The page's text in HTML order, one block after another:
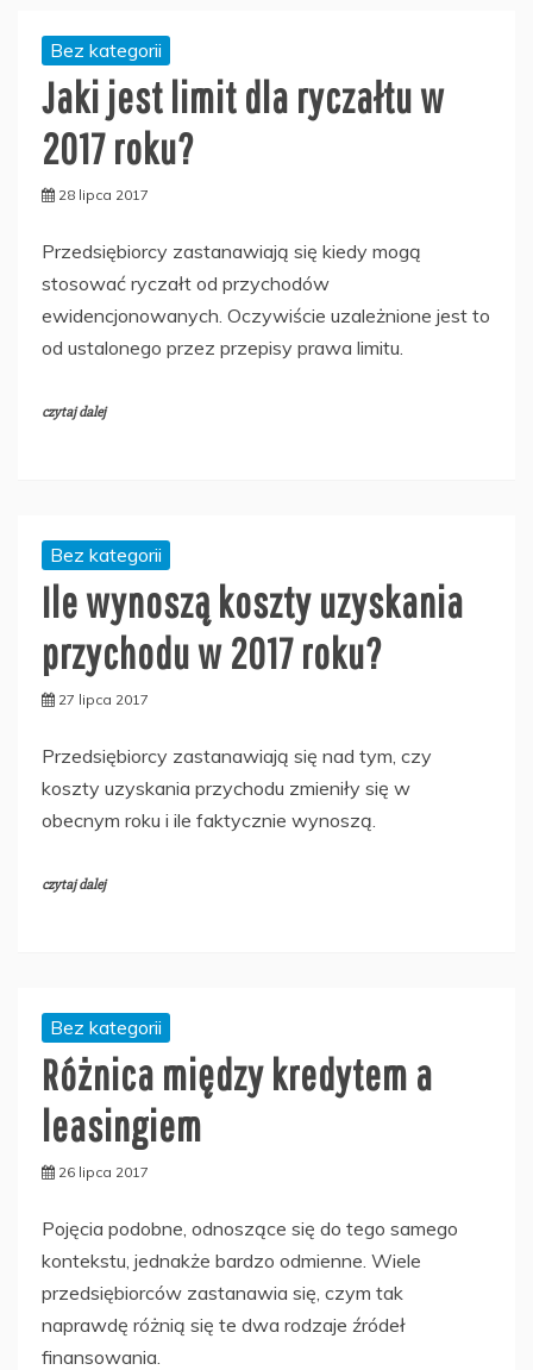
Bez kategorii
Jaki jest limit dla ryczałtu w
2017 roku?
28 lipca 2017
Przedsiębiorcy zastanawiają się kiedy mogą
stosować ryczałt od przychodów
ewidencjonowanych. Oczywiście uzależnione jest to
od ustalonego przez przepisy prawa limitu.
czytaj dalej
Bez kategorii
Ile wynoszą koszty uzyskania
przychodu w 2017 roku?
27 lipca 2017
Przedsiębiorcy zastanawiają się nad tym, czy
koszty uzyskania przychodu zmieniły się w
obecnym roku i ile faktycznie wynoszą.
czytaj dalej
Bez kategorii
Różnica między kredytem a
leasingiem
26 lipca 2017
Pojęcia podobne, odnoszące się do tego samego
kontekstu, jednakże bardzo odmienne. Wiele
przedsiębiorców zastanawia się, czym tak
naprawdę różnią się te dwa rodzaje źródeł
finansowania.